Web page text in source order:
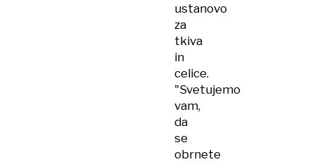
ustanovo
za
tkiva
in
celice.
"Svetujemo
vam,
da
se
obrnete